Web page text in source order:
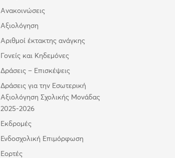
Ανακοινώσεις
Αξιολόγηση
Αριθμοί έκτακτης ανάγκης
Γονείς και Κηδεμόνες
Δράσεις – Επισκέψεις
Δράσεις για την Εσωτερική
Αξιολόγηση Σχολικής Μονάδας
2025-2026
Εκδρομές
Ενδοσχολική Επιμόρφωση
Εορτές